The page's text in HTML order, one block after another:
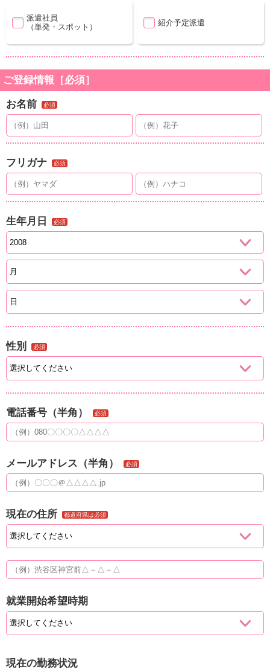
派遣社員
（単発・スポット）
紹介予定派遣
ご登録情報［必須］
お名前 必須
フリガナ 必須
生年月日 必須
性別 必須
電話番号（半角） 必須
メールアドレス（半角） 必須
現在の住所 都道府県は必須
就業開始希望時期
現在の勤務状況